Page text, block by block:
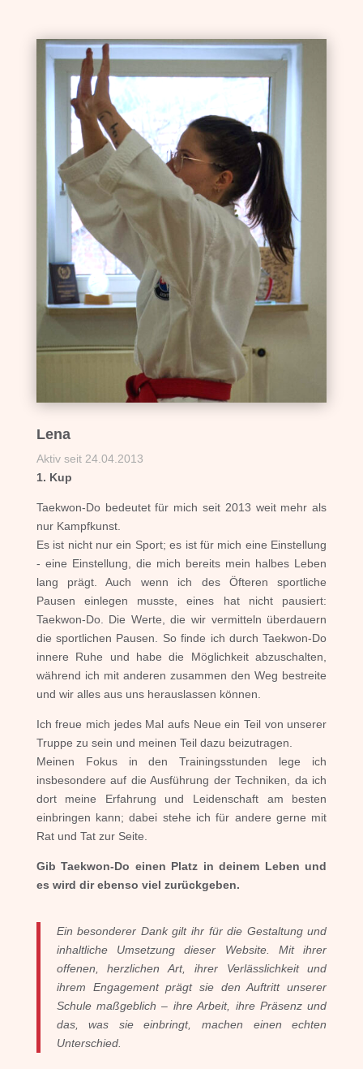
Lena
Aktiv seit 24.04.2013
1. Kup
Taekwon-Do bedeutet für mich seit 2013 weit mehr als
nur Kampfkunst.
Es ist nicht nur ein Sport; es ist für mich eine Einstellung
- eine Einstellung, die mich bereits mein halbes Leben
lang prägt. Auch wenn ich des Öfteren sportliche
Pausen einlegen musste, eines hat nicht pausiert:
Taekwon-Do. Die Werte, die wir vermitteln überdauern
die sportlichen Pausen. So finde ich durch Taekwon-Do
innere Ruhe und habe die Möglichkeit abzuschalten,
während ich mit anderen zusammen den Weg bestreite
und wir alles aus uns herauslassen können.
Ich freue mich jedes Mal aufs Neue ein Teil von unserer
Truppe zu sein und meinen Teil dazu beizutragen.
Meinen Fokus in den Trainingsstunden lege ich
insbesondere auf die Ausführung der Techniken, da ich
dort meine Erfahrung und Leidenschaft am besten
einbringen kann; dabei stehe ich für andere gerne mit
Rat und Tat zur Seite.
Gib Taekwon-Do einen Platz in deinem Leben und
es wird dir ebenso viel zurückgeben.
Ein besonderer Dank gilt ihr für die Gestaltung und
inhaltliche Umsetzung dieser Website. Mit ihrer
offenen, herzlichen Art, ihrer Verlässlichkeit und
ihrem Engagement prägt sie den Auftritt unserer
Schule maßgeblich – ihre Arbeit, ihre Präsenz und
das, was sie einbringt, machen einen echten
Unterschied.